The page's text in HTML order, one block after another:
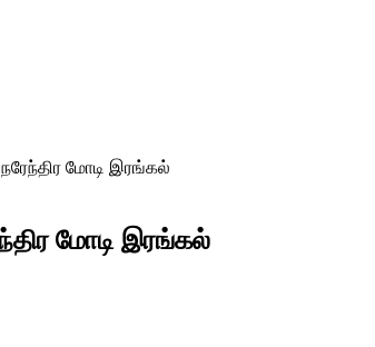
நரேந்திர மோடி இரங்கல்
மோடி இரங்கல்